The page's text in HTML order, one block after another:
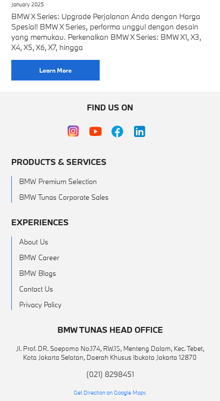
January 2025
BMW X Series: Upgrade Perjalanan Anda dengan Harga
Spesial! BMW X Series, performa unggul dengan desain
yang memukau. Perkenalkan BMW X Series: BMW X1, X3,
X4, X5, X6, X7, hingga
Learn More
FIND US ON
PRODUCTS & SERVICES
BMW Premium Selection
BMW Tunas Corporate Sales
EXPERIENCES
About Us
BMW Career
BMW Blogs
Contact Us
Privacy Policy
BMW TUNAS HEAD OFFICE
Jl. Prof. DR. Soepomo No.174, RW.15, Menteng Dalam, Kec. Tebet,
Kota Jakarta Selatan, Daerah Khusus Ibukota Jakarta 12870
(021) 8298451
Get Direction on Google Maps